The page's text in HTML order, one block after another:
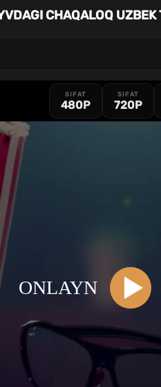
CHAQALOQ UZBEK
SIFAT
480P
SIFAT
720P